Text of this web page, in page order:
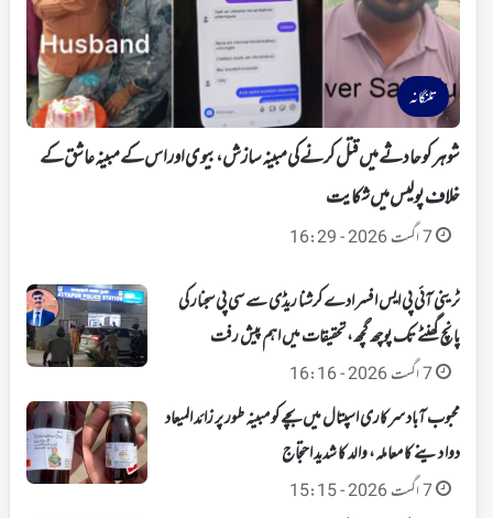
تلنگانہ
شوہر کو حادثے میں قتل کرنے کی مبینہ سازش، بیوی اور اس کے مبینہ عاشق کے
خلاف پولیس میں شکایت
7 اگست 2026 - 16:29
ٹرینی آئی پی ایس افسر ادے کرشنا ریڈی سے سی پی سجنار کی
پانچ گھنٹے تک پوچھ گچھ، تحقیقات میں اہم پیش رفت
7 اگست 2026 - 16:16
محبوب آباد سرکاری اسپتال میں بچے کو مبینہ طور پر زائد المیعاد
دوا دینے کا معاملہ، والد کا شدید احتجاج
7 اگست 2026 - 15:15